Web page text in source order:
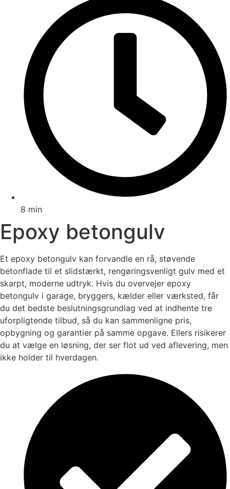
8 min
Epoxy betongulv
Et epoxy betongulv kan forvandle en rå, støvende
betonflade til et slidstærkt, rengøringsvenligt gulv med et
skarpt, moderne udtryk. Hvis du overvejer epoxy
betongulv i garage, bryggers, kælder eller værksted, får
du det bedste beslutningsgrundlag ved at indhente tre
uforpligtende tilbud, så du kan sammenligne pris,
opbygning og garantier på samme opgave. Ellers risikerer
du at vælge en løsning, der ser flot ud ved aflevering, men
ikke holder til hverdagen.